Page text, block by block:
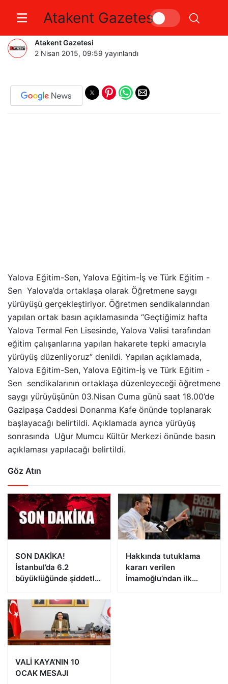
Atakent Gazetesi
‘TEPKİ AMACIYLA YÜRÜYÜŞ’
Atakent Gazetesi
2 Nisan 2015, 09:59 yayınlandı
Yalova Eğitim-Sen, Yalova Eğitim-İş ve Türk Eğitim -
Sen Yalova’da ortaklaşa olarak Öğretmene saygı
yürüyüşü gerçekleştiriyor. Öğretmen sendikalarından
yapılan ortak basın açıklamasında “Geçtiğimiz hafta
Yalova Termal Fen Lisesinde, Yalova Valisi tarafından
eğitim çalışanlarına yapılan hakarete tepki amacıyla
yürüyüş düzenliyoruz” denildi. Yapılan açıklamada,
Yalova Eğitim-Sen, Yalova Eğitim-İş ve Türk Eğitim -
Sen sendikalarının ortaklaşa düzenleyeceği öğretmene
saygı yürüyüşünün 03.Nisan Cuma günü saat 18.00’de
Gazipaşa Caddesi Donanma Kafe önünde toplanarak
başlayacağı belirtildi. Açıklamada ayrıca yürüyüş
sonrasında Uğur Mumcu Kültür Merkezi önünde basın
açıklaması yapılacağı belirtildi.
Göz Atın
SON DAKİKA!
İstanbul’da 6.2
büyüklüğünde şiddetli
Hakkında tutuklama
kararı verilen
İmamoğlu’ndan ilk
VALİ KAYA’NIN 10
OCAK MESAJI